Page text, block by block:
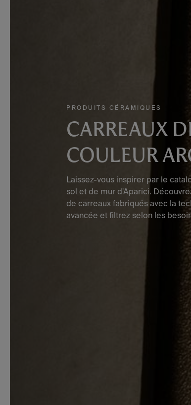
PRODUITS CÉRAMIQUES
CARREAUX
COULEUR
Laissez-vous inspirer par le
sol et de mur d'Aparici.
de carreaux fabriqués avec la
avancée et filtrez selon les